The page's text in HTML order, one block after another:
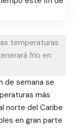
temperaturas
frío en
de semana se
más
norte del Caribe
en gran parte